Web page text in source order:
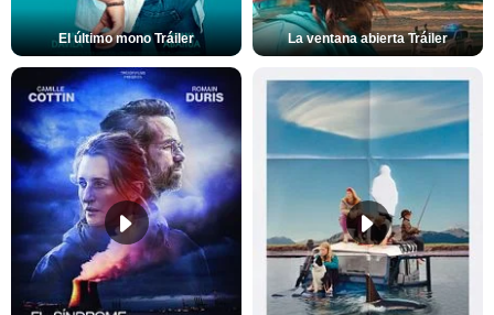
El último mono Tráiler La ventana abierta Tráiler